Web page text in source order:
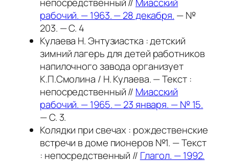
рабочий. — 1963. — 28 декабря. — №
203. — С. 4
Кулаева Н. Энтузиастка : детский
зимний лагерь для детей работников
напилочного завода организует
К.П.Смолина / Н. Кулаева. — Текст :
непосредственный // Миасский
рабочий. — 1965. — 23 января. — № 15.
— С. 3.
Колядки при свечах : рождественские
встречи в доме пионеров №1. — Текст
: непосредственный // Глагол. — 1992.